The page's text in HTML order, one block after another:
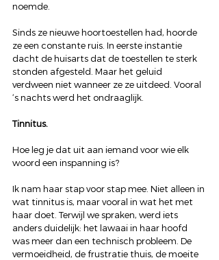
noemde.
Sinds ze nieuwe hoortoestellen had, hoorde
ze een constante ruis. In eerste instantie
dacht de huisarts dat de toestellen te sterk
stonden afgesteld. Maar het geluid
verdween niet wanneer ze ze uitdeed. Vooral
‘s nachts werd het ondraaglijk.
Tinnitus.
Hoe leg je dat uit aan iemand voor wie elk
woord een inspanning is?
Ik nam haar stap voor stap mee. Niet alleen in
wat tinnitus is, maar vooral in wat het met
haar doet. Terwijl we spraken, werd iets
anders duidelijk: het lawaai in haar hoofd
was meer dan een technisch probleem. De
vermoeidheid, de frustratie thuis, de moeite